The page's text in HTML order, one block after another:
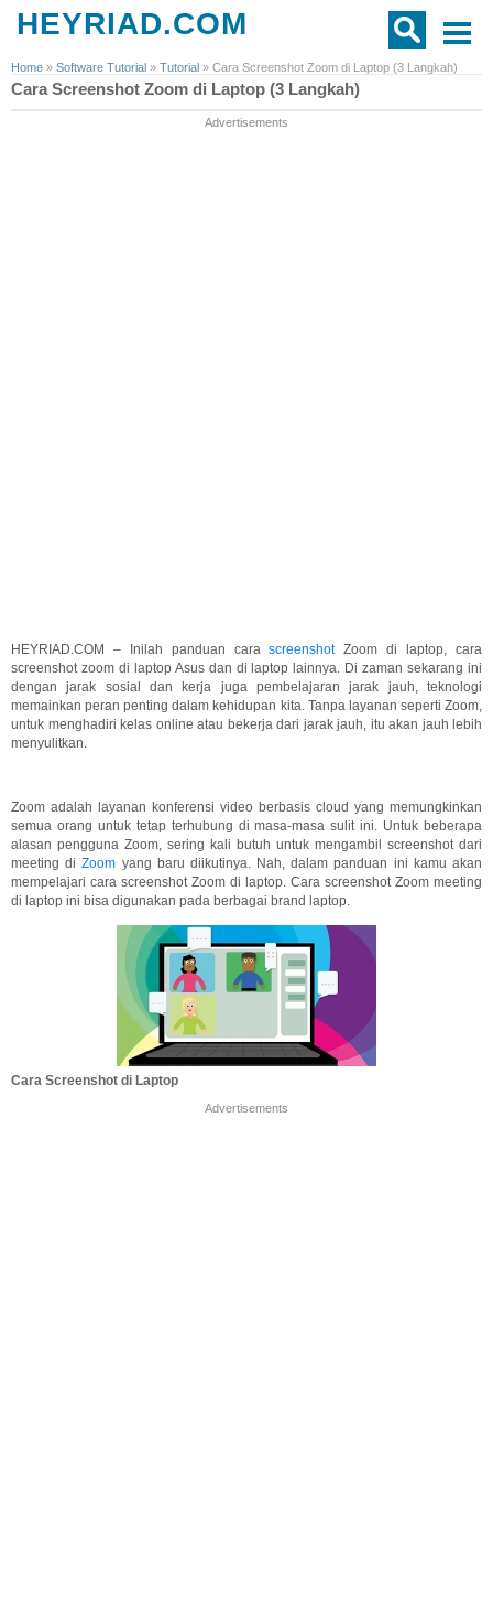
HEYRIAD.COM
Home » Software Tutorial » Tutorial » Cara Screenshot Zoom di Laptop (3 Langkah)
Cara Screenshot Zoom di Laptop (3 Langkah)
Advertisements
HEYRIAD.COM – Inilah panduan carascreenshotZoom di laptop, cara
screenshot zoom di laptop Asus dan di laptop lainnya. Di zaman sekarang ini
dengan jarak sosial dan kerja juga pembelajaran jarak jauh, teknologi
memainkan peran penting dalam kehidupan kita. Tanpa layanan seperti Zoom,
untuk menghadiri kelas online atau bekerja dari jarak jauh, itu akan jauh lebih
menyulitkan.
Zoom adalah layanan konferensi video berbasis cloud yang memungkinkan
semua orang untuk tetap terhubung di masa-masa sulit ini. Untuk beberapa
alasan pengguna Zoom, sering kali butuh untuk mengambil screenshot dari
meeting diZoom yang baru diikutinya. Nah, dalam panduan ini kamu akan
mempelajari cara screenshot Zoom di laptop. Cara screenshot Zoom meeting
di laptop ini bisa digunakan pada berbagai brand laptop.
Cara Screenshot di Laptop
Advertisements